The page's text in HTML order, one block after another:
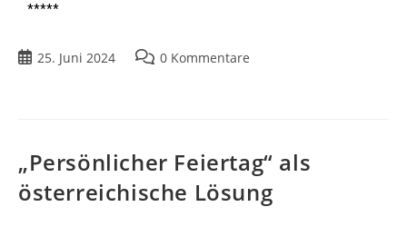
*****
25. Juni 2024 0 Kommentare
„Persönlicher Feiertag“ als
österreichische Lösung